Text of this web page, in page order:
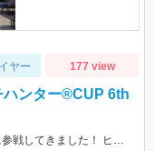
ヤー 177 view
ハンター®︎CUP 6th
伊勢湾マリーナで開催のマゴチハンターカップに参戦してきました！ ヒットルアーはイージーラボ、水波、DUOジャンゴ、ドライブSSギルなど。